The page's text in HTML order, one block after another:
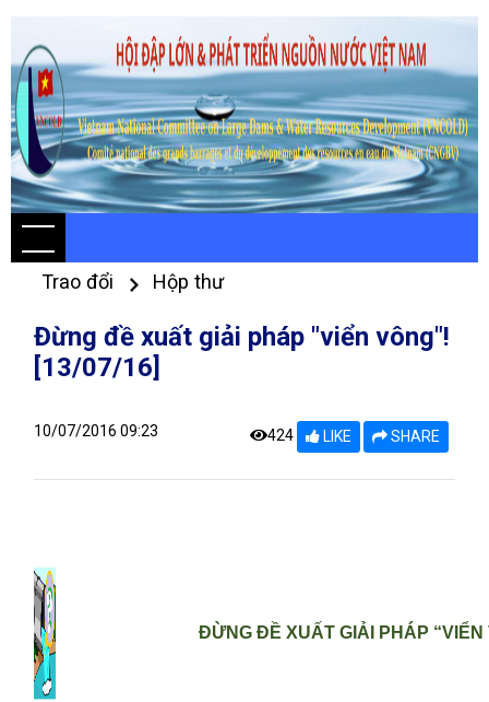
Trao đổi Hộp thư
Đừng đề xuất giải pháp "viển vông"!
[13/07/16]
10/07/2016 09:23 424 LIKE SHARE
ĐỪNG ĐỀ XUẤT GIẢI PHÁP “VIỂN